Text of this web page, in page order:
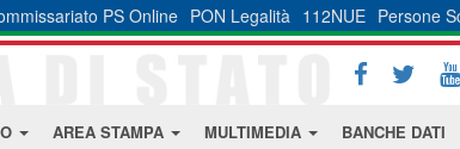
PS Online PON Legalità 112NUE Persone
AREA STAMPA MULTIMEDIA BANCHE DATI